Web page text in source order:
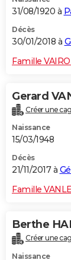
31/08/1920 à
Décès
30/01/2018 à
Famille
Gerard
Créer une
Naissance
15/03/1948
Décès
21/11/2017 à
Famille
Berthe
Créer une
Naissance